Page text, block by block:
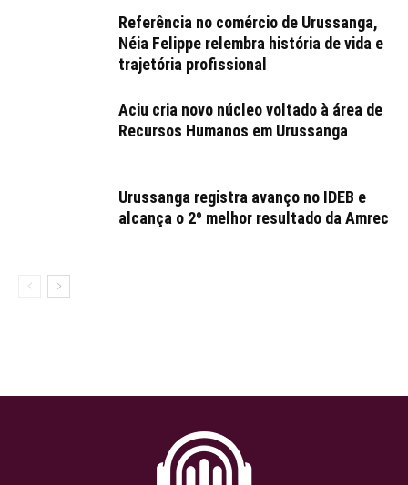
Referência no comércio de Urussanga,
Néia Felippe relembra história de vida e
trajetória profissional
Aciu cria novo núcleo voltado à área de
Recursos Humanos em Urussanga
Urussanga registra avanço no IDEB e
alcança o 2º melhor resultado da Amrec